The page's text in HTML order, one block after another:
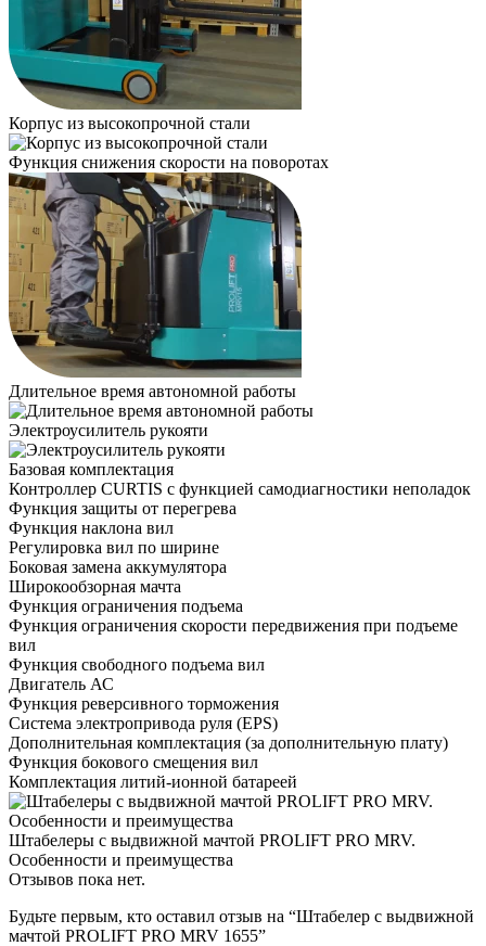
Корпус из высокопрочной стали
Функция снижения скорости на поворотах
Длительное время автономной работы
Электроусилитель рукояти
Базовая комплектация
Контроллер CURTIS с функцией самодиагностики неполадок
Функция защиты от перегрева
Функция наклона вил
Регулировка вил по ширине
Боковая замена аккумулятора
Широкообзорная мачта
Функция ограничения подъема
Функция ограничения скорости передвижения при подъеме
вил
Функция свободного подъема вил
Двигатель АС
Функция реверсивного торможения
Система электропривода руля (EPS)
Дополнительная комплектация (за дополнительную плату)
Функция бокового смещения вил
Комплектация литий-ионной батареей
Штабелеры с выдвижной мачтой PROLIFT PRO MRV.
Особенности и преимущества
Отзывов пока нет.
Будьте первым, кто оставил отзыв на “Штабелер с выдвижной
мачтой PROLIFT PRO MRV 1655”